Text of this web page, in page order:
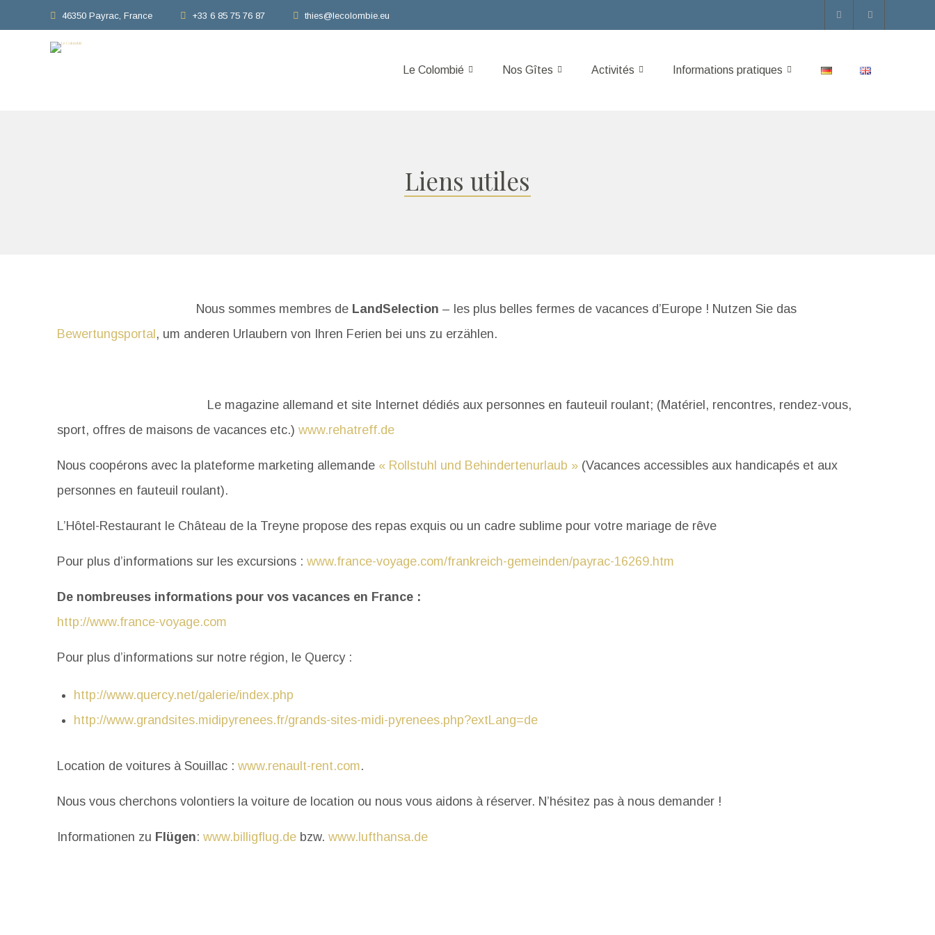
46350 Payrac, France +33 6 85 75 76 87 thies@lecolombie.eu
Le Colombié Nos Gîtes Activités Informations pratiques
Liens utiles
Nous sommes membres de LandSelection – les plus belles fermes de vacances d’Europe ! Nutzen Sie das
Bewertungsportal , um anderen Urlaubern von Ihren Ferien bei uns zu erzählen.
Le magazine allemand et site Internet dédiés aux personnes en fauteuil roulant; (Matériel, rencontres, rendez-vous,
sport, offres de maisons de vacances etc.) www.rehatreff.de
Nous coopérons avec la plateforme marketing allemande « Rollstuhl und Behindertenurlaub » (Vacances accessibles aux handicapés et aux
personnes en fauteuil roulant).
L’Hôtel-Restaurant le Château de la Treyne propose des repas exquis ou un cadre sublime pour votre mariage de rêve
Pour plus d’informations sur les excursions : www.france-voyage.com/frankreich-gemeinden/payrac-16269.htm
De nombreuses informations pour vos vacances en France :
http://www.france-voyage.com
Pour plus d’informations sur notre région, le Quercy :
http://www.quercy.net/galerie/index.php
http://www.grandsites.midipyrenees.fr/grands-sites-midi-pyrenees.php?extLang=de
Location de voitures à Souillac : www.renault-rent.com.
Nous vous cherchons volontiers la voiture de location ou nous vous aidons à réserver. N’hésitez pas à nous demander !
Informationen zu Flügen: www.billigflug.de bzw. www.lufthansa.de